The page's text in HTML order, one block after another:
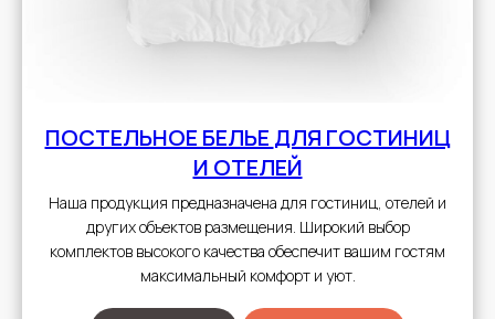
ПОСТЕЛЬНОЕ БЕЛЬЕ ДЛЯ ГОСТИНИЦ
И ОТЕЛЕЙ
Наша продукция предназначена для гостиниц, отелей и
других объектов размещения. Широкий выбор
комплектов высокого качества обеспечит вашим гостям
максимальный комфорт и уют.